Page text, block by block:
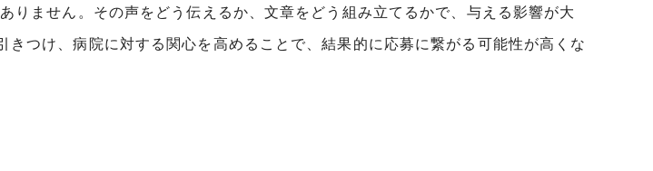
ません。その声をどう伝えるか、文章をどう組み立てるかで、与える影響が大
つけ、病院に対する関心を高めることで、結果的に応募に繋がる可能性が高くな